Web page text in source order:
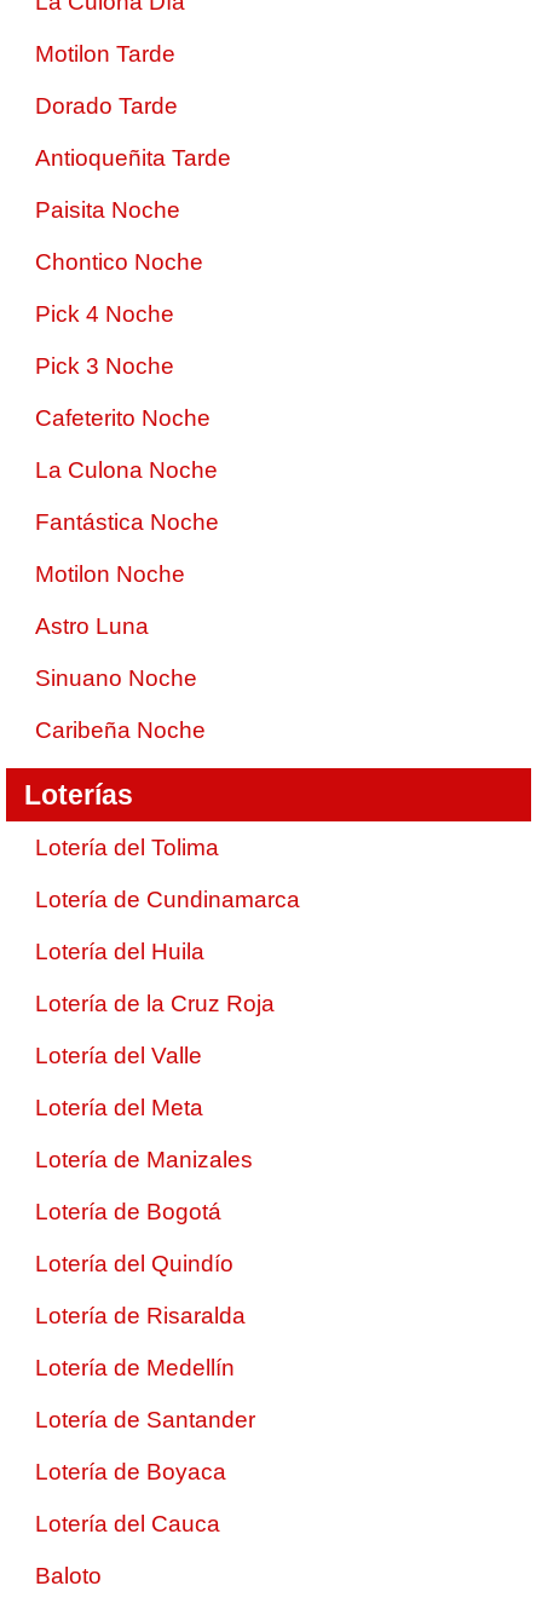
Motilon Tarde
Dorado Tarde
Antioqueñita Tarde
Paisita Noche
Chontico Noche
Pick 4 Noche
Pick 3 Noche
Cafeterito Noche
La Culona Noche
Fantástica Noche
Motilon Noche
Astro Luna
Sinuano Noche
Caribeña Noche
Loterías
Lotería del Tolima
Lotería de Cundinamarca
Lotería del Huila
Lotería de la Cruz Roja
Lotería del Valle
Lotería del Meta
Lotería de Manizales
Lotería de Bogotá
Lotería del Quindío
Lotería de Risaralda
Lotería de Medellín
Lotería de Santander
Lotería de Boyaca
Lotería del Cauca
Baloto